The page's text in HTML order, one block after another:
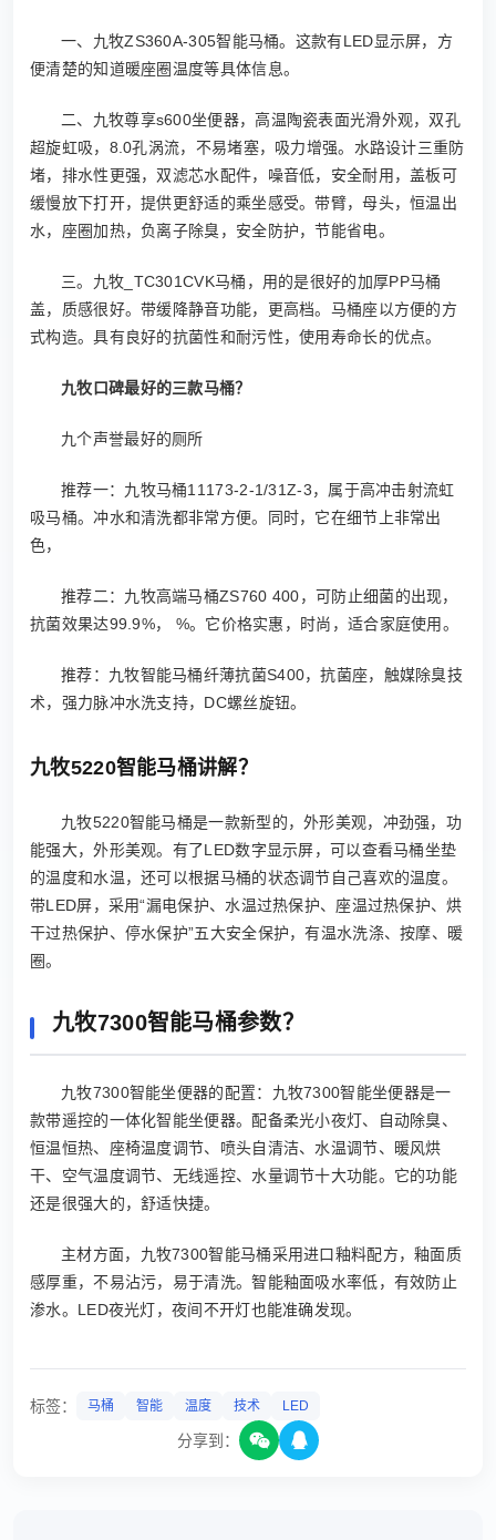
一、九牧ZS360A-305智能马桶。这款有LED显示屏，方
便清楚的知道暖座圈温度等具体信息。
二、九牧尊享s600坐便器，高温陶瓷表面光滑外观，双孔
超旋虹吸，8.0孔涡流，不易堵塞，吸力增强。水路设计三重防
堵，排水性更强，双滤芯水配件，噪音低，安全耐用，盖板可
缓慢放下打开，提供更舒适的乘坐感受。带臂，母头，恒温出
水，座圈加热，负离子除臭，安全防护，节能省电。
三。九牧_TC301CVK马桶，用的是很好的加厚PP马桶
盖，质感很好。带缓降静音功能，更高档。马桶座以方便的方
式构造。具有良好的抗菌性和耐污性，使用寿命长的优点。
九牧口碑最好的三款马桶？
九个声誉最好的厕所
推荐一：九牧马桶11173-2-1/31Z-3，属于高冲击射流虹
吸马桶。冲水和清洗都非常方便。同时，它在细节上非常出
色，
推荐二：九牧高端马桶ZS760 400，可防止细菌的出现，
抗菌效果达99.9%， %。它价格实惠，时尚，适合家庭使用。
推荐：九牧智能马桶纤薄抗菌S400，抗菌座，触媒除臭技
术，强力脉冲水洗支持，DC螺丝旋钮。
九牧5220智能马桶讲解？
九牧5220智能马桶是一款新型的，外形美观，冲劲强，功
能强大，外形美观。有了LED数字显示屏，可以查看马桶坐垫
的温度和水温，还可以根据马桶的状态调节自己喜欢的温度。
带LED屏，采用“漏电保护、水温过热保护、座温过热保护、烘
干过热保护、停水保护”五大安全保护，有温水洗涤、按摩、暖
圈。
九牧7300智能马桶参数？
九牧7300智能坐便器的配置：九牧7300智能坐便器是一
款带遥控的一体化智能坐便器。配备柔光小夜灯、自动除臭、
恒温恒热、座椅温度调节、喷头自清洁、水温调节、暖风烘
干、空气温度调节、无线遥控、水量调节十大功能。它的功能
还是很强大的，舒适快捷。
主材方面，九牧7300智能马桶采用进口釉料配方，釉面质
感厚重，不易沾污，易于清洗。智能釉面吸水率低，有效防止
渗水。LED夜光灯，夜间不开灯也能准确发现。
标签： 马桶 智能 温度 技术 LED
分享到：